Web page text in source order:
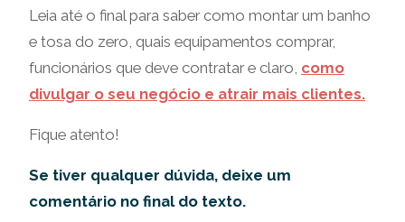
Leia até o final para saber como montar um banho
e tosa do zero, quais equipamentos comprar,
funcionários que deve contratar e claro, como
divulgar o seu negócio e atrair mais clientes.
Fique atento!
Se tiver qualquer dúvida, deixe um
comentário no final do texto.